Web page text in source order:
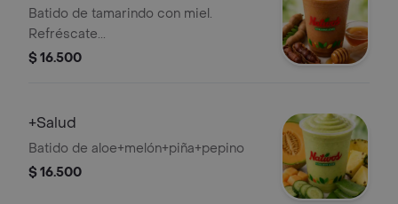
Batido de tamarindo con miel.
Refréscate...
$ 16.500
+Salud
Batido de aloe+melón+piña+pepino
$ 16.500